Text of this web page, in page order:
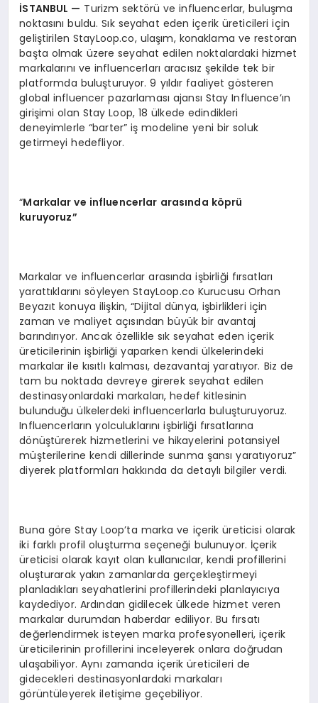
İSTANBUL — Turizm sektörü ve influencerlar, buluşma
noktasını buldu. Sık seyahat eden içerik üreticileri için
geliştirilen StayLoop.co, ulaşım, konaklama ve restoran
başta olmak üzere seyahat edilen noktalardaki hizmet
markalarını ve influencerları aracısız şekilde tek bir
platformda buluşturuyor. 9 yıldır faaliyet gösteren
global influencer pazarlaması ajansı Stay Influence’ın
girişimi olan Stay Loop, 18 ülkede edindikleri
deneyimlerle “barter” iş modeline yeni bir soluk
getirmeyi hedefliyor.
“Markalar ve influencerlar arasında köprü
kuruyoruz”
Markalar ve influencerlar arasında işbirliği fırsatları
yarattıklarını söyleyen StayLoop.co Kurucusu Orhan
Beyazıt konuya ilişkin, “Dijital dünya, işbirlikleri için
zaman ve maliyet açısından büyük bir avantaj
barındırıyor. Ancak özellikle sık seyahat eden içerik
üreticilerinin işbirliği yaparken kendi ülkelerindeki
markalar ile kısıtlı kalması, dezavantaj yaratıyor. Biz de
tam bu noktada devreye girerek seyahat edilen
destinasyonlardaki markaları, hedef kitlesinin
bulunduğu ülkelerdeki influencerlarla buluşturuyoruz.
Influencerların yolculuklarını işbirliği fırsatlarına
dönüştürerek hizmetlerini ve hikayelerini potansiyel
müşterilerine kendi dillerinde sunma şansı yaratıyoruz”
diyerek platformları hakkında da detaylı bilgiler verdi.
Buna göre Stay Loop’ta marka ve içerik üreticisi olarak
iki farklı profil oluşturma seçeneği bulunuyor. İçerik
üreticisi olarak kayıt olan kullanıcılar, kendi profillerini
oluşturarak yakın zamanlarda gerçekleştirmeyi
planladıkları seyahatlerini profillerindeki planlayıcıya
kaydediyor. Ardından gidilecek ülkede hizmet veren
markalar durumdan haberdar ediliyor. Bu fırsatı
değerlendirmek isteyen marka profesyonelleri, içerik
üreticilerinin profillerini inceleyerek onlara doğrudan
ulaşabiliyor. Aynı zamanda içerik üreticileri de
gidecekleri destinasyonlardaki markaları
görüntüleyerek iletişime geçebiliyor.